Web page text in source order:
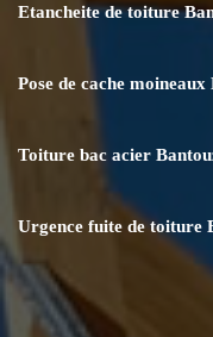
Etancheite de toiture
Pose de cache
Toiture bac acier
Urgence fuite de toiture